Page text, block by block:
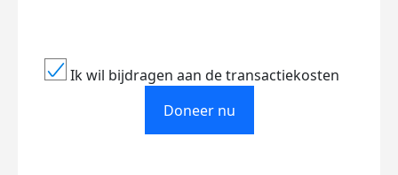
Ik wil bijdragen aan de transactiekosten
Doneer nu